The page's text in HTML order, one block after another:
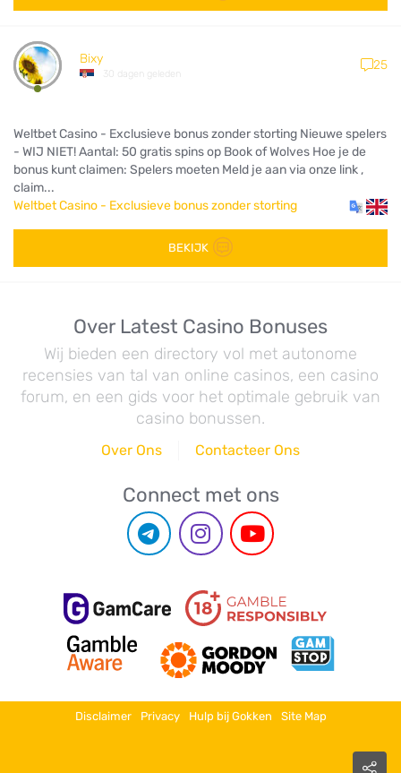
Bixy
30 dagen geleden
25
Weltbet Casino - Exclusieve bonus zonder storting Nieuwe spelers
- WIJ NIET! Aantal: 50 gratis spins op Book of Wolves Hoe je de
bonus kunt claimen: Spelers moeten Meld je aan via onze link ,
claim...
Weltbet Casino - Exclusieve bonus zonder storting
BEKIJK
Over Latest Casino Bonuses
Wij bieden een directory vol met autonome
recensies van tal van online casinos, een casino
forum, en een gids voor het optimale gebruik van
casino bonussen.
Over Ons Contacteer Ons
Connect met ons
Disclaimer Privacy Hulp bij Gokken Site Map